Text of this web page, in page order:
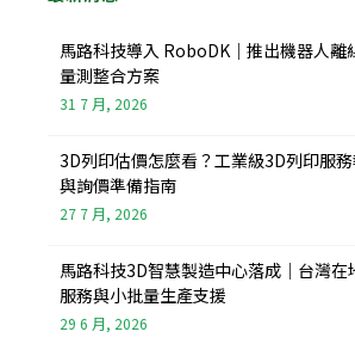
k
f
馬路科技導入 RoboDK｜推出機器人離
量測整合方案
31 7 月, 2026
3D列印估價怎麼看？工業級3D列印服
與詢價準備指南
27 7 月, 2026
馬路科技3D智慧製造中心落成｜台灣在
服務與小批量生產支援
29 6 月, 2026